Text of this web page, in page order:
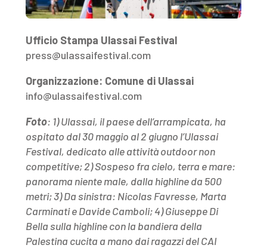
Ufficio Stampa Ulassai Festival
press@ulassaifestival.com
Organizzazione: Comune di Ulassai
info@ulassaifestival.com
Foto: 1) Ulassai, il paese dell’arrampicata, ha
ospitato dal 30 maggio al 2 giugno l’Ulassai
Festival, dedicato alle attività outdoor non
competitive; 2) Sospeso fra cielo, terra e mare:
panorama niente male, dalla highline da 500
metri; 3) Da sinistra: Nicolas Favresse, Marta
Carminati e Davide Camboli; 4) Giuseppe Di
Bella sulla highline con la bandiera della
Palestina cucita a mano dai ragazzi del CAI